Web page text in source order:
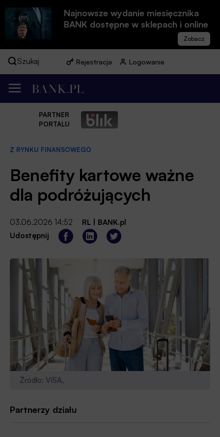
Najnowsze wydanie miesięcznika
BANK dostępne w sklepach i online
Szukaj Rejestracja Logowanie
PARTNER
PORTALU
Z RYNKU FINANSOWEGO
Benefity kartowe ważne
dla podróżujących
03.06.2026 14:52 RL
BANK.pl
Udostępnij
Źródło: VISA,
Partnerzy działu